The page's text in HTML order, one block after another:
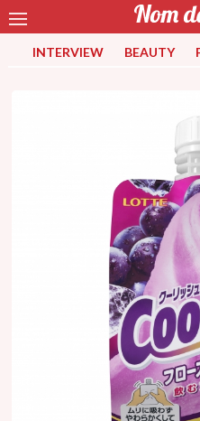
INTERVIEW BEAUTY